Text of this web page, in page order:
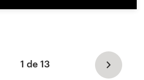
1 de 13